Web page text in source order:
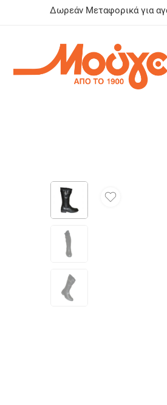
Δωρεάν Μεταφορικά για